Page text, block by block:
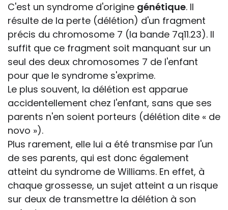
C'est un syndrome d'origine génétique. Il
résulte de la perte (délétion) d'un fragment
précis du chromosome 7 (la bande 7q11.23). Il
suffit que ce fragment soit manquant sur un
seul des deux chromosomes 7 de l'enfant
pour que le syndrome s'exprime.
Le plus souvent, la délétion est apparue
accidentellement chez l'enfant, sans que ses
parents n'en soient porteurs (délétion dite « de
novo »).
Plus rarement, elle lui a été transmise par l'un
de ses parents, qui est donc également
atteint du syndrome de Williams. En effet, à
chaque grossesse, un sujet atteint a un risque
sur deux de transmettre la délétion à son